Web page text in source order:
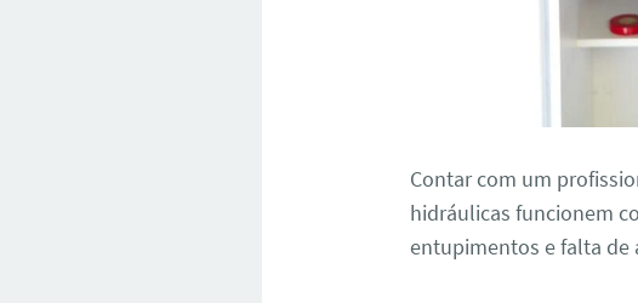
Contar com um
hidráulicas funcionem
entupimentos e falta de